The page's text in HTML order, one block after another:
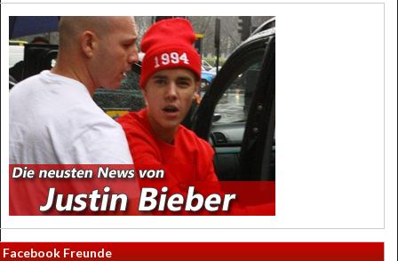
Facebook Freunde